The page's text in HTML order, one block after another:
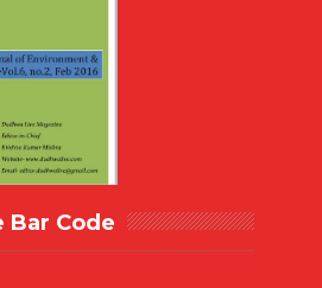
Bar Code